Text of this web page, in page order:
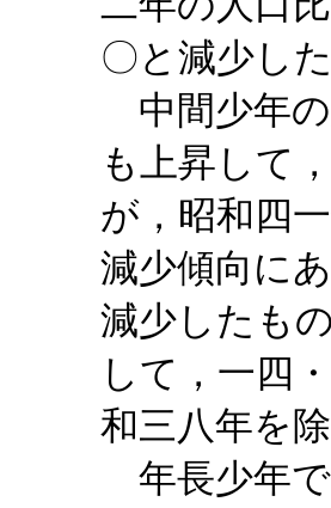
〇と減少した
中間少年の
も上昇して
が，昭和四
減少傾向に
減少したも
して，一四
和三八年を
年長少年で